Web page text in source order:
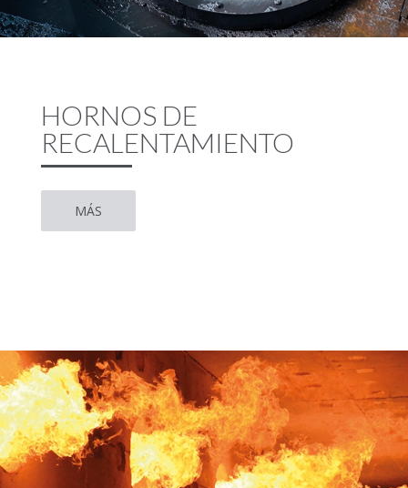
HORNOS DE
RECALENTAMIENTO
MÁS